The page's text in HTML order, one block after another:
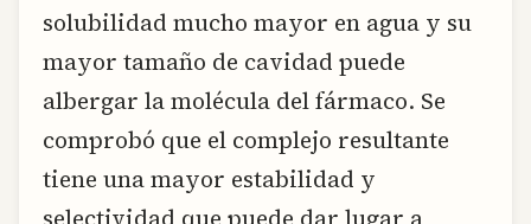
solubilidad mucho mayor en agua y su
mayor tamaño de cavidad puede
albergar la molécula del fármaco. Se
comprobó que el complejo resultante
tiene una mayor estabilidad y
selectividad que puede dar lugar a